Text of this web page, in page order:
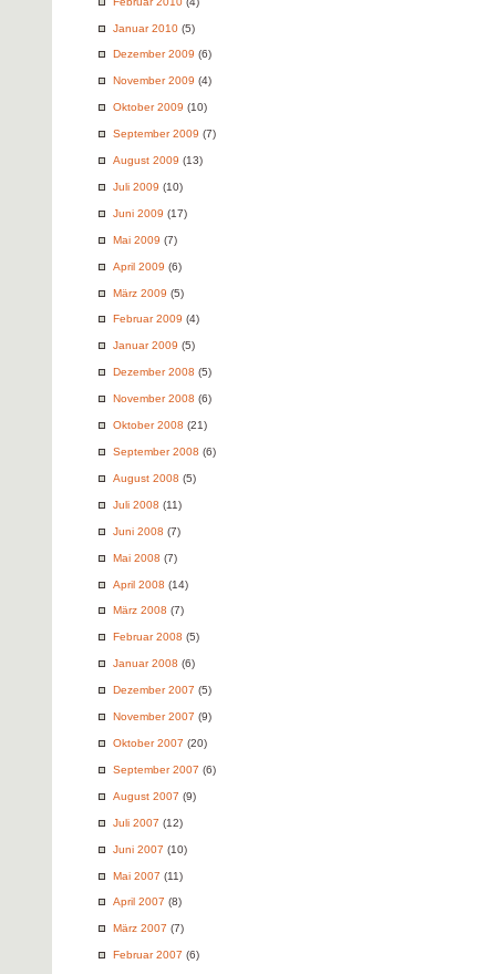
Januar 2010 (5)
Dezember 2009 (6)
November 2009 (4)
Oktober 2009 (10)
September 2009 (7)
August 2009 (13)
Juli 2009 (10)
Juni 2009 (17)
Mai 2009 (7)
April 2009 (6)
März 2009 (5)
Februar 2009 (4)
Januar 2009 (5)
Dezember 2008 (5)
November 2008 (6)
Oktober 2008 (21)
September 2008 (6)
August 2008 (5)
Juli 2008 (11)
Juni 2008 (7)
Mai 2008 (7)
April 2008 (14)
März 2008 (7)
Februar 2008 (5)
Januar 2008 (6)
Dezember 2007 (5)
November 2007 (9)
Oktober 2007 (20)
September 2007 (6)
August 2007 (9)
Juli 2007 (12)
Juni 2007 (10)
Mai 2007 (11)
April 2007 (8)
März 2007 (7)
Februar 2007 (6)